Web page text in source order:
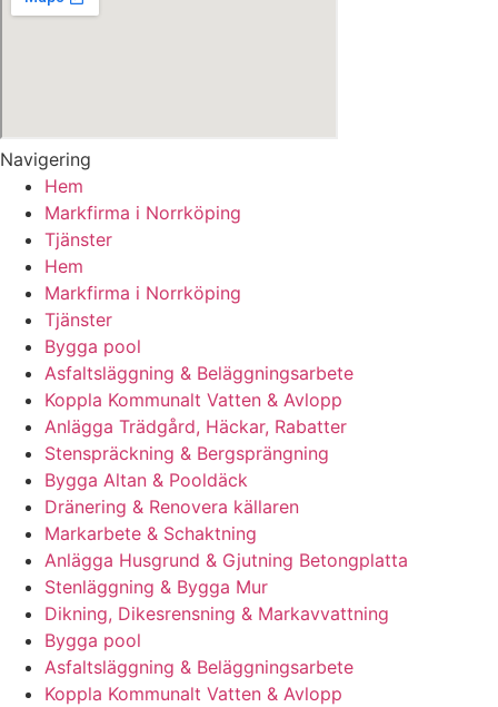
Navigering
Hem
Markfirma i Norrköping
Tjänster
Hem
Markfirma i Norrköping
Tjänster
Bygga pool
Asfaltsläggning & Beläggningsarbete
Koppla Kommunalt Vatten & Avlopp
Anlägga Trädgård, Häckar, Rabatter
Stenspräckning & Bergsprängning
Bygga Altan & Pooldäck
Dränering & Renovera källaren
Markarbete & Schaktning
Anlägga Husgrund & Gjutning Betongplatta
Stenläggning & Bygga Mur
Dikning, Dikesrensning & Markavvattning
Bygga pool
Asfaltsläggning & Beläggningsarbete
Koppla Kommunalt Vatten & Avlopp